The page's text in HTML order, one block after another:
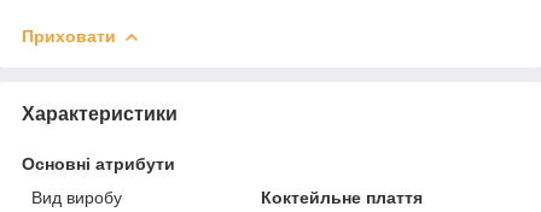
Приховати
Характеристики
Основні атрибути
Вид виробу
Коктейльне плаття